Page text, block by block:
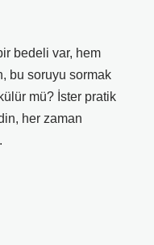
bedeli var, hem
bu soruyu sormak
mü? İster pratik
her zaman